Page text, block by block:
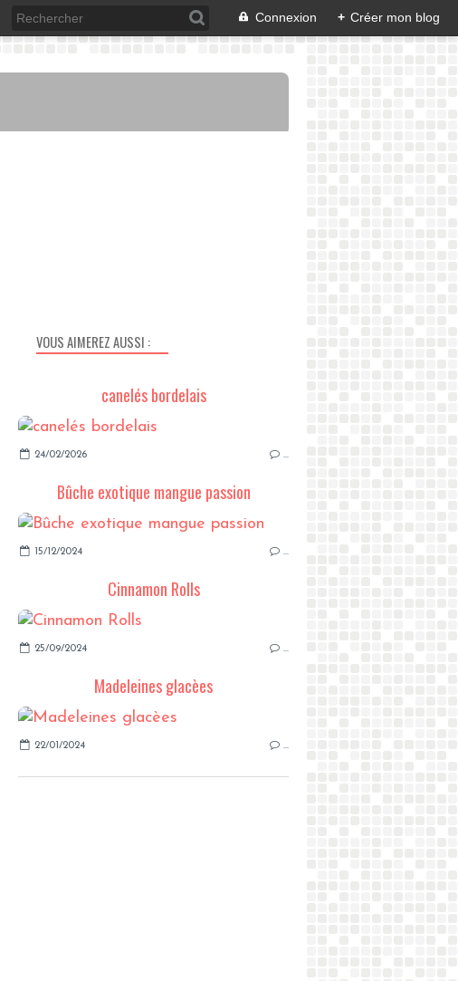
Connexion + Créer mon blog
VOUS AIMEREZ AUSSI :
canelés bordelais
24/02/2026 …
Bûche exotique mangue passion
15/12/2024 …
Cinnamon Rolls
25/09/2024 …
Madeleines glacèes
22/01/2024 …